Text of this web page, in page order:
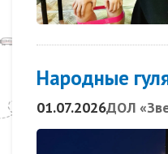
Народные
01.07.2026ДОЛ